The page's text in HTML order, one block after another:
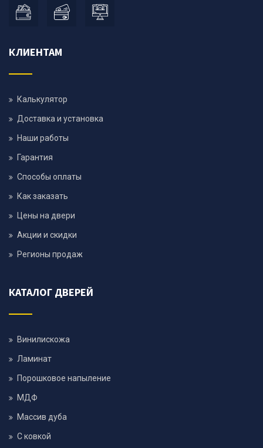
КЛИЕНТАМ
Калькулятор
Доставка и установка
Наши работы
Гарантия
Способы оплаты
Как заказать
Цены на двери
Акции и скидки
Регионы продаж
КАТАЛОГ ДВЕРЕЙ
Винилискожа
Ламинат
Порошковое напыление
МДФ
Массив дуба
С ковкой